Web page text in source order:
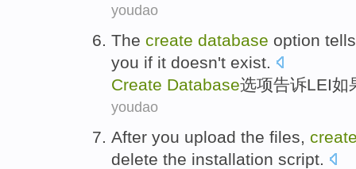
youdao
The create database option tells
you if it doesn't exist.
Create Database选项告诉LEI如
youdao
After you upload the files,
delete the installation script.